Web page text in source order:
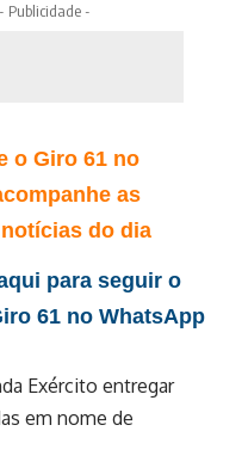
- Publicidade -
o Giro 61 no
as
do dia
para seguir o
61 no WhatsApp
Exército entregar
em nome de